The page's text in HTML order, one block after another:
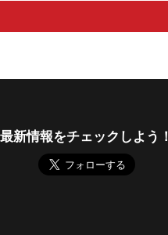
最新情報をチェックしよう！